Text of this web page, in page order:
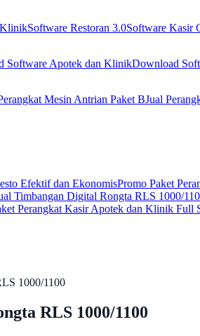
Software Restoran 3.0Software Kasir
Software Apotek dan KlinikDownload
Mesin Antrian Paket BJual
Efektif dan EkonomisPromo Paket
Timbangan Digital Rongta RLS 1000/
Perangkat Kasir Apotek dan Klinik Full
1000/1100
RLS 1000/1100